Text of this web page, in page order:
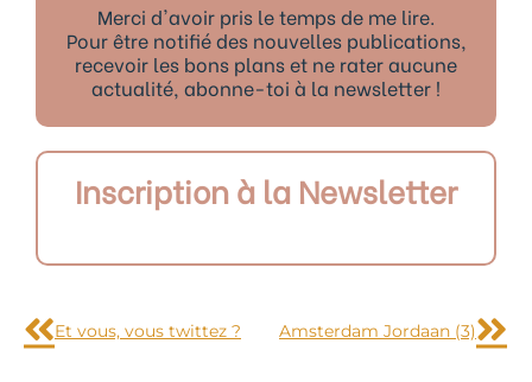
Merci d'avoir pris le temps de me lire.
Pour être notifié des nouvelles publications,
recevoir les bons plans et ne rater aucune
actualité, abonne-toi à la newsletter !
Inscription à la Newsletter
Et vous, vous twittez ? Amsterdam Jordaan (3)